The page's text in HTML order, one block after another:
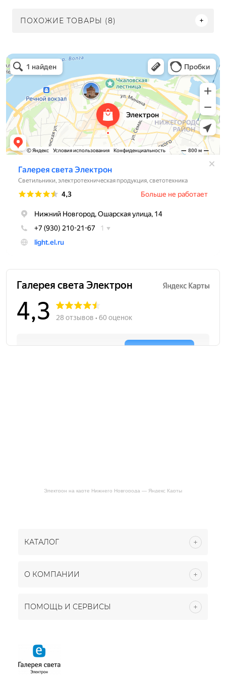
ПОХОЖИЕ ТОВАРЫ (8)
Электрон
Светильники в Нижнем Новгороде
Электротехническая продукция в Нижнем Новгороде
Электрон на карте Нижнего Новгорода — Яндекс Карты
КАТАЛОГ
О КОМПАНИИ
ПОМОЩЬ И СЕРВИСЫ